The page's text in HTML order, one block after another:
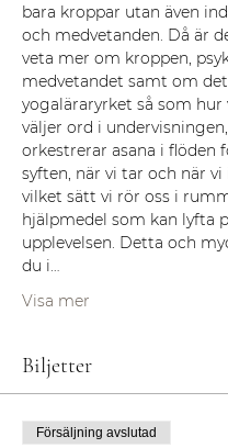
bara kroppar utan även
och medvetanden. Då är
veta mer om kroppen,
medvetandet samt om
yogaläraryrket så som hur
väljer ord i
orkestrerar asana i flöden
syften, när vi tar och när vi
vilket sätt vi rör oss i
hjälpmedel som kan lyfta
upplevelsen. Detta och
du i…
Visa mer
Biljetter
Försäljning avslutad